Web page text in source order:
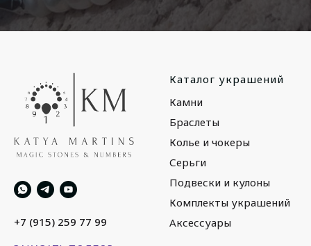
+7 (915) 259 77 99
Каталог украшений
Камни
Браслеты
Колье и чокеры
Серьги
Подвески и кулоны
Комплекты украшений
Аксессуары